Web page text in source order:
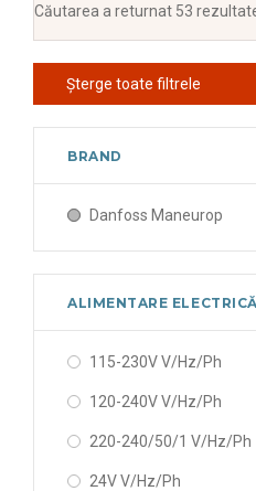
Căutarea a returnat 53
Șterge toate filtrele
BRAND
Danfoss Maneurop
ALIMENTARE ELECTRICĂ
115-230V V/Hz/Ph
120-240V V/Hz/Ph
220-240/50/1 V/Hz/Ph
24V V/Hz/Ph